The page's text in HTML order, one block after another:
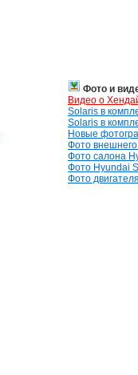
Фото и
Видео о
Solaris в
Solaris в
Новые
Фото
Фото салона
Фото Hyundai
Фото